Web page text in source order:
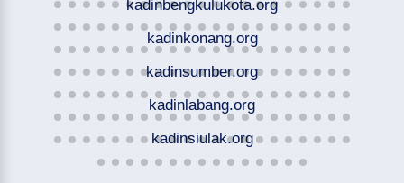
kadinbengkulukota.org
kadinkonang.org
kadinsumber.org
kadinlabang.org
kadinsiulak.org